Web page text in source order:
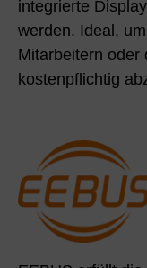
integrierte
werden. Ideal,
Mitarbeitern oder
kostenpflichtig